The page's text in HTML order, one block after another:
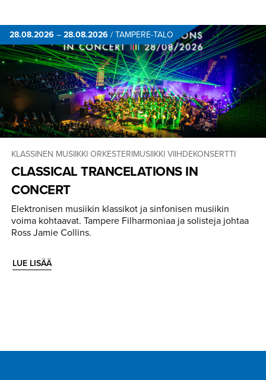
28.08.2026 – 28.08.2026 / TAMPERE-TALO
KLASSINEN MUSIIKKI ORKESTERIMUSIIKKI VIIHDEKONSERTTI
CLASSICAL TRANCELA­TIONS IN
CONCERT
Elektronisen musiikin klassikot ja sinfonisen musiikin
voima kohtaavat. Tampere Filharmoniaa ja solisteja johtaa
Ross Jamie Collins.
LUE LISÄÄ